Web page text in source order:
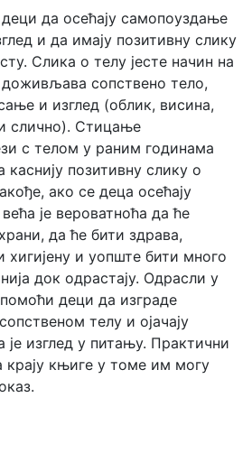
да осећају самопоуздање
и да имају позитивну слику
Слика о телу јесте начин на
доживљава сопствено тело,
и изглед (облик, висина,
слично). Стицање
с телом у раним годинама
позитивну слику о
ако се деца осећају
је вероватноћа да ће
да ће бити здрава,
и уопште бити много
док одрастају. Одрасли у
деци да изграде
телу и ојачају
изглед у питању. Практични
крају књиге у томе им могу